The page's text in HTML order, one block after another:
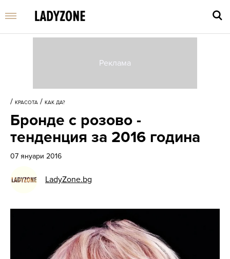
/ КРАСОТА / КАК ДА?
Бронде с розово -
тенденция за 2016 година
07 януари 2016
LadyZone.bg